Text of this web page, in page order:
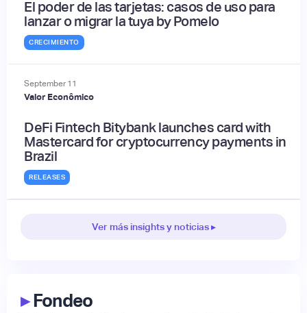
El poder de las tarjetas: casos de uso para
lanzar o migrar la tuya by Pomelo
CRECIMIENTO
September 11
Valor Econômico
DeFi Fintech Bitybank launches card with
Mastercard for cryptocurrency payments in
Brazil
RELEASES
Ver más insights y noticias ▸
▸Fondeo